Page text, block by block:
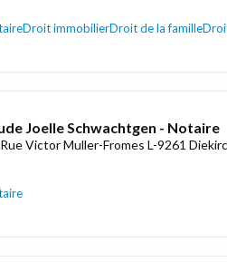
Droit immobilierDroit de la famille
Joelle Schwachtgen - Notaire
Victor Muller-Fromes L-9261